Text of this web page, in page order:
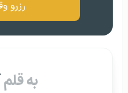
رزرو
به قلم